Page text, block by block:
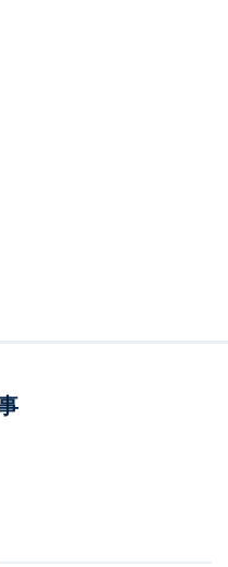
ストビア」、ハッカープショール
ン「ミュンへナー・ヘル」、ホ